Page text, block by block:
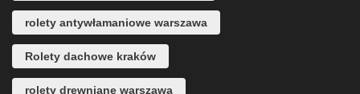
rolety antywłamaniowe warszawa
Rolety dachowe kraków
rolety drewniane warszawa